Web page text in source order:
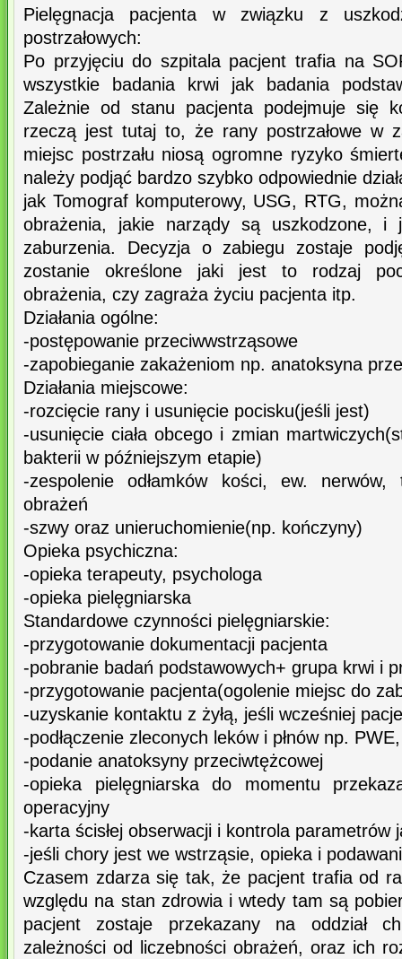
Pielęgnacja pacjenta w związku z
postrzałowych:
Po przyjęciu do szpitala pacjent trafia na
wszystkie badania krwi jak badania
Zależnie od stanu pacjenta podejmuje się
rzeczą jest tutaj to, że rany postrzałowe w
miejsc postrzału niosą ogromne ryzyko
należy podjąć bardzo szybko odpowiednie
jak Tomograf komputerowy, USG, RTG,
obrażenia, jakie narządy są uszkodzone, i
zaburzenia. Decyzja o zabiegu zostaje
zostanie określone jaki jest to rodzaj
obrażenia, czy zagraża życiu pacjenta itp.
Działania ogólne:
-postępowanie przeciwwstrząsowe
-zapobieganie zakażeniom np. anatoksyna
Działania miejscowe:
-rozcięcie rany i usunięcie pocisku(jeśli jest)
-usunięcie ciała obcego i zmian
bakterii w późniejszym etapie)
-zespolenie odłamków kości, ew.
obrażeń
-szwy oraz unieruchomienie(np. kończyny)
Opieka psychiczna:
-opieka terapeuty, psychologa
-opieka pielęgniarska
Standardowe czynności pielęgniarskie:
-przygotowanie dokumentacji pacjenta
-pobranie badań podstawowych+ grupa krwi i
-przygotowanie pacjenta(ogolenie miejsc do
-uzyskanie kontaktu z żyłą, jeśli wcześniej
-podłączenie zleconych leków i płnów np.
-podanie anatoksyny przeciwtężcowej
-opieka pielęgniarska do momentu
operacyjny
-karta ścisłej obserwacji i kontrola parametrów
-jeśli chory jest we wstrząsie, opieka i
Czasem zdarza się tak, że pacjent trafia od
względu na stan zdrowia i wtedy tam są
pacjent zostaje przekazany na oddział
zależności od liczebności obrażeń, oraz ich